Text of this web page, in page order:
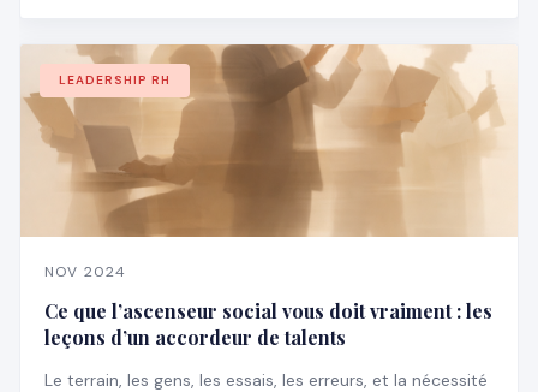
salariés (+18,6 %).
LEADERSHIP RH
NOV 2024
Ce que l’ascenseur social vous doit vraiment : les
leçons d’un accordeur de talents
Le terrain, les gens, les essais, les erreurs, et la nécessité